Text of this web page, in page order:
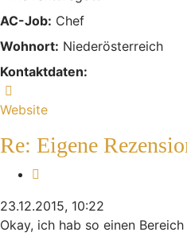
AC-Job: Chef
Wohnort: Niederösterreich
Kontaktdaten:
Website
Re: Eigene
23.12.2015, 10:22
Okay, ich hab so einen